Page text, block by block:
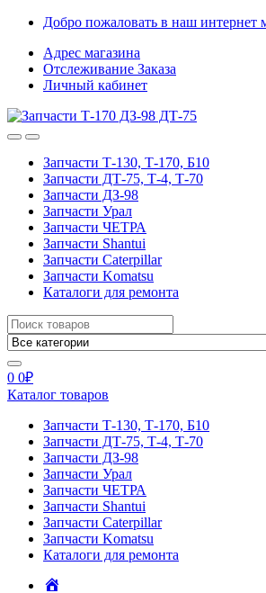
Skip
navigation
Skip
content
Добро пожаловать в наш интернет
Адрес магазина
Отслеживание Заказа
Личный кабинет
Запчасти Т-130, Т-170, Б10
Запчасти ДТ-75, Т-4, Т-70
Запчасти ДЗ-98
Запчасти Урал
Запчасти ЧЕТРА
Запчасти Shantui
Запчасти Caterpillar
Запчасти Komatsu
Каталоги для ремонта
Search
for:
0 0₽
Каталог товаров
Запчасти Т-130, Т-170, Б10
Запчасти ДТ-75, Т-4, Т-70
Запчасти ДЗ-98
Запчасти Урал
Запчасти ЧЕТРА
Запчасти Shantui
Запчасти Caterpillar
Запчасти Komatsu
Каталоги для ремонта